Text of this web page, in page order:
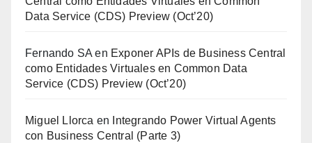
Data Service (CDS) Preview (Oct’20)
Fernando SA en Exponer APIs de Business Central
como Entidades Virtuales en Common Data
Service (CDS) Preview (Oct’20)
Miguel Llorca en
Integrando Power Virtual Agents
con Business Central (Parte 3)